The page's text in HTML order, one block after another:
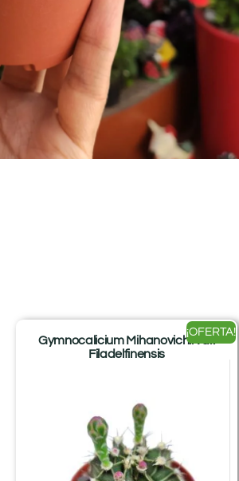
Gymnocalicium Mihanovichii var.
Filadelfinensis
¡OFERTA!